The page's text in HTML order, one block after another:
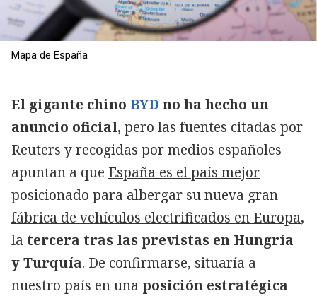
Mapa de España
El gigante chino BYD no ha hecho un
anuncio oficial, pero las fuentes citadas por
Reuters y recogidas por medios españoles
apuntan a que España es el país mejor
posicionado para albergar su nueva gran
fábrica de vehículos electrificados en Europa,
la tercera tras las previstas en Hungría
y Turquía. De confirmarse, situaría a
nuestro país en una posición estratégica